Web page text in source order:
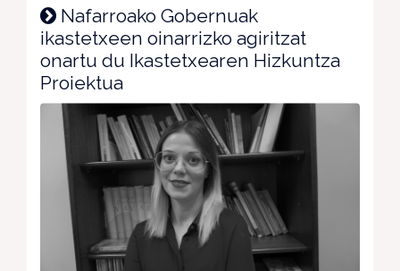
Nafarroako Gobernuak
ikastetxeen oinarrizko agiritzat
onartu du Ikastetxearen Hizkuntza
Proiektua